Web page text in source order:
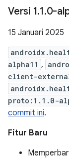
Versi 1.1.0-
15 Januari 2025
alpha11 ,
client-
proto:1.1.0-
commit ini.
Fitur Baru